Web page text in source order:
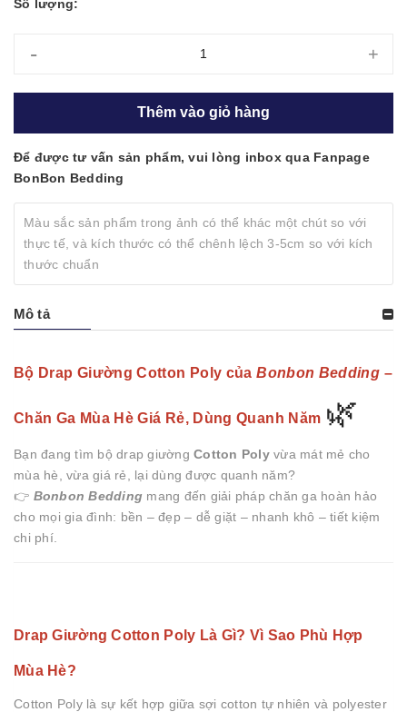
Số lượng:
- +
Thêm vào giỏ hàng
Để được tư vấn sản phẩm, vui lòng inbox qua Fanpage
BonBon Bedding
Màu sắc sản phẩm trong ảnh có thể khác một chút so với
thực tế, và kích thước có thể chênh lệch 3-5cm so với kích
thước chuẩn
Mô tả
Bộ Drap Giường Cotton Poly củaBonbon Bedding –
Chăn Ga Mùa Hè Giá Rẻ, Dùng Quanh Năm 🌿
Bạn đang tìm bộ drap giường Cotton Poly vừa mát mẻ cho
mùa hè, vừa giá rẻ, lại dùng được quanh năm?
👉 Bonbon Bedding mang đến giải pháp chăn ga hoàn hảo
cho mọi gia đình: bền – đẹp – dễ giặt – nhanh khô – tiết kiệm
chi phí.
Drap Giường Cotton Poly Là Gì? Vì Sao Phù Hợp
Mùa Hè?
Cotton Poly là sự kết hợp giữa sợi cotton tự nhiên và polyester